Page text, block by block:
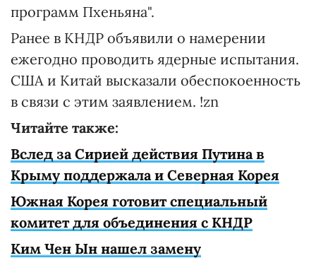
программ Пхеньяна".
Ранее в КНДР объявили о намерении
ежегодно проводить ядерные испытания.
США и Китай высказали обеспокоенность
в связи с этим заявлением. !zn
Читайте также:
Вслед за Сирией действия Путина в
Крыму поддержала и Северная Корея
Южная Корея готовит специальный
комитет для объединения с КНДР
Ким Чен Ын нашел замену